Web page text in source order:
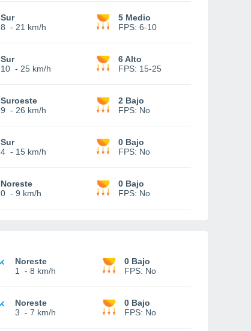
Sur
8 - 21 km/h
5 Medio
FPS: 6-10
Sur
10 - 25 km/h
6 Alto
FPS: 15-25
Suroeste
9 - 26 km/h
2 Bajo
FPS: No
Sur
4 - 15 km/h
0 Bajo
FPS: No
Noreste
0 - 9 km/h
0 Bajo
FPS: No
Noreste
1
- 8 km/h
0 Bajo
FPS: No
Noreste
3 - 7 km/h
0 Bajo
FPS: No